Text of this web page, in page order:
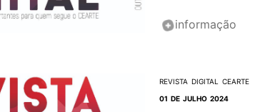
informação
REVISTA DIGITAL CEARTE
01 DE JULHO 2024